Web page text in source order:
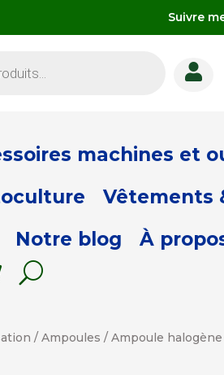
Suivre

machines et
Vêtements
Notre blog À
/Ampoules / Ampoule